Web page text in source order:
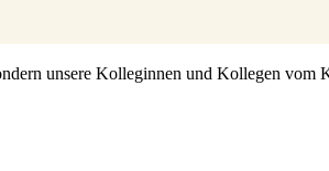
unsere Kolleginnen und Kollegen